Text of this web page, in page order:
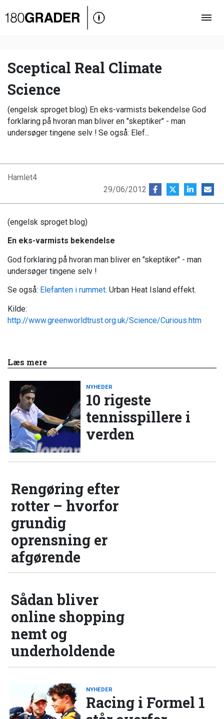
Oversigt
Debat
Video
Podcast
Sceptical Real Climate
Science
(engelsk sproget blog) En eks-varmists bekendelse God
forklaring på hvoran man bliver en "skeptiker" - man
undersøger tingene selv ! Se også: Elef...
Hamlet4
29/06/2012
(engelsk sproget blog)
En eks-varmists bekendelse
God forklaring på hvoran man bliver en "skeptiker" - man
undersøger tingene selv !
Se også: Elefanten i rummet. Urban Heat Island effekt.
Kilde:
http://www.greenworldtrust.org.uk/Science/Curious.htm
Læs mere
NYHEDER
10 rigeste
tennisspillere i
verden
Rengøring efter
rotter – hvorfor
grundig
oprensning er
afgørende
Sådan bliver
online shopping
nemt og
underholdende
NYHEDER
Racing i Formel 1